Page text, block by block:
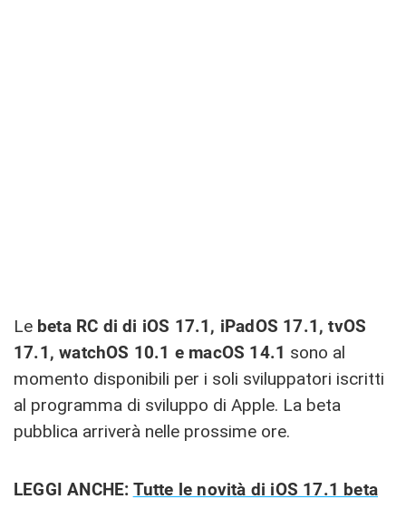
Le beta RC di di iOS 17.1, iPadOS 17.1, tvOS
17.1, watchOS 10.1 e macOS 14.1 sono al
momento disponibili per i soli sviluppatori iscritti
al programma di sviluppo di Apple. La beta
pubblica arriverà nelle prossime ore.
LEGGI ANCHE: Tutte le novità di iOS 17.1 beta